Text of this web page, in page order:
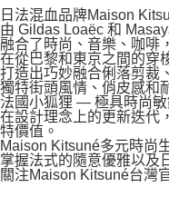
日法混血品牌Maison
由 Gildas Loaëc 和
融合了時尚、音樂、咖啡
在從巴黎和東京之間的穿
打造出巧妙融合俐落剪裁、
獨特街頭風情、俏皮感和
法國小狐狸 — 極具時尚敏
在設計理念上的更新迭代
特價值。
Maison Kitsuné多元時尚
掌握法式的隨意優雅以及
關注Maison Kitsuné台灣